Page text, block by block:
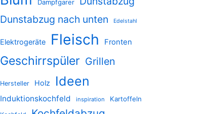
Dampfgarer
Dunstabzug nach unten
Edelstahl
Elektrogeräte Fleisch Fronten
Geschirrspüler Grillen
Hersteller Holz Ideen
Induktionskochfeld inspiration Kartoffeln